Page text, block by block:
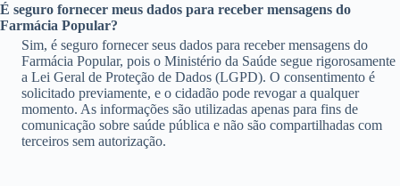
É seguro fornecer meus dados para receber mensagens do
Farmácia Popular?
Sim, é seguro fornecer seus dados para receber mensagens do
Farmácia Popular, pois o Ministério da Saúde segue rigorosamente
a Lei Geral de Proteção de Dados (LGPD). O consentimento é
solicitado previamente, e o cidadão pode revogar a qualquer
momento. As informações são utilizadas apenas para fins de
comunicação sobre saúde pública e não são compartilhadas com
terceiros sem autorização.